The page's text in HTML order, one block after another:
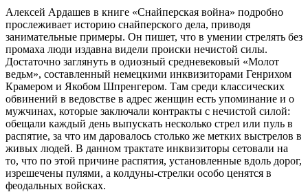
Алексей Ардашев в книге «Снайперская война» подробно
прослеживает историю снайперского дела, приводя
занимательные примеры. Он пишет, что в умении стрелять без
промаха люди издавна видели происки нечистой силы.
Достаточно заглянуть в одиозный средневековый «Молот
ведьм», составленный немецкими инквизиторами Генрихом
Крамером и Якобом Шпренгером. Там среди классических
обвинений в ведовстве в адрес женщин есть упоминание и о
мужчинах, которые заключали контракты с нечистой силой:
обещали каждый день выпускать несколько стрел или пуль в
распятие, за что им даровалось столько же метких выстрелов в
живых людей. В данном трактате инквизиторы сетовали на
то, что по этой причине распятия, установленные вдоль дорог,
изрешечены пулями, а колдуны-стрелки особо ценятся в
феодальных войсках.